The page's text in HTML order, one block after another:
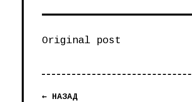
Original post
← НАЗАД